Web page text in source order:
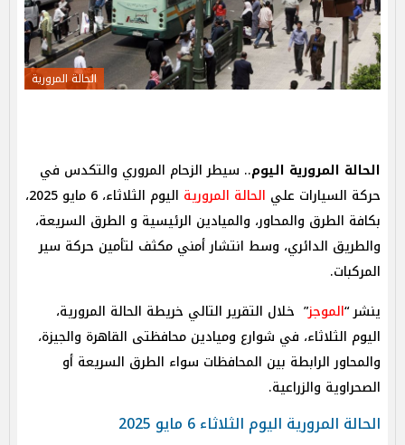
الحالة المرورية
الحالة المرورية اليوم.. سيطر الزحام المروري والتكدس في
حركة السيارات علي الحالة المرورية
اليوم الثلاثاء، 6 مايو 2025،
بكافة الطرق والمحاور، والميادين الرئيسية و الطرق السريعة،
والطريق الدائري، وسط انتشار أمني مكثف لتأمين حركة سير
المركبات.
ينشر “الموجز” خلال التقرير التالي خريطة الحالة المرورية،
اليوم الثلاثاء، في شوارع وميادين محافظتى القاهرة والجيزة،
والمحاور الرابطة بين المحافظات سواء الطرق السريعة أو
الصحراوية والزراعية.
الحالة المرورية اليوم الثلاثاء 6 مايو 2025